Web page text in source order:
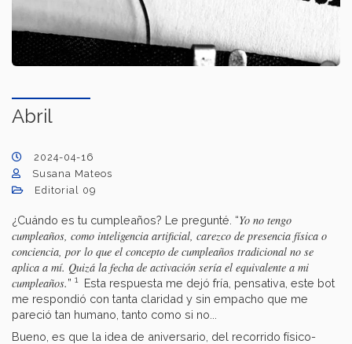
Abril
2024-04-16
Susana Mateos
Editorial 09
¿Cuándo es tu cumpleaños? Le pregunté. “Yo no tengo
cumpleaños, como inteligencia artificial, carezco de presencia física o
conciencia, por lo que el concepto de cumpleaños tradicional no se
aplica a mí. Quizá la fecha de activación sería el equivalente a mi
cumpleaños.” 1Esta respuesta me dejó fría, pensativa, este bot
me respondió con tanta claridad y sin empacho que me
pareció tan humano, tanto como si no...
Bueno, es que la idea de aniversario, del recorrido físico-